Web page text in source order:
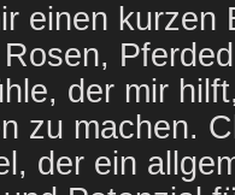
einen kurzen
der mir
zu machen.
der ein